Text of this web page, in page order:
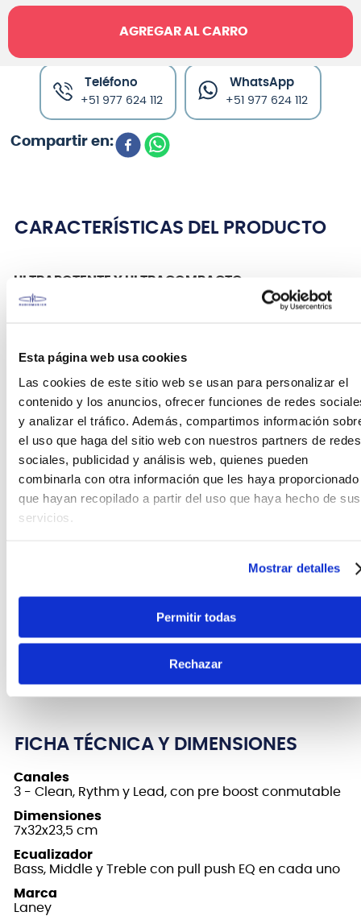
Esta página web usa cookies
Las cookies de este sitio web se usan para personalizar el
contenido y los anuncios, ofrecer funciones de redes
y analizar el tráfico. Además, compartimos información
el uso que haga del sitio web con nuestros partners de redes
sociales, publicidad y análisis web, quienes pueden
combinarla con otra información que les haya proporcionado
que hayan recopilado a partir del uso que haya hecho de sus
servicios.
Mostrar detalles
Permitir todas
Rechazar
AGREGAR AL CARRO
Canales de venta y asesoría
Teléfono
+51 977 624 112
WhatsApp
+51 977 624 112
CARACTERÍSTICAS DEL PRODUCTO
ULTRAPOTENTE Y ULTRACOMPACTO
pequeña caja! El
IRT-SLS
ecualizadores separados, impulso conmutable por
pedal y dos modos de potencia según sus
requisitos.
Modo de alta potencia que ofrece de 3 a 300 vatios
cuenta con una E/S de
audio USB y un conector de envío RE-AMP, lo que
significa que puede alterar el tono de guitarra de
es el FLY-RIG definitivo. Cargado con excelentes
emulaciones de gabinete de sonido y un logotipo
es el amplificador para ser
FICHA TÉCNICA Y DIMENSIONES
Canales
3 - Clean, Rythm y Lead, con pre boost conmutable
Dimensiones
7x32x23,5 cm
Ecualizador
Bass, Middle y Treble con pull push EQ en cada uno
Marca
Laney